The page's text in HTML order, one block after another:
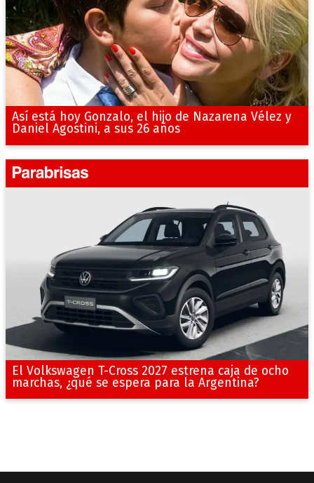
Así está hoy Gonzalo, el hijo de Nazarena Vélez y
Daniel Agostini, a sus 26 años
El Volkswagen T-Cross 2027 estrena caja de ocho
marchas, ¿qué se espera para la Argentina?